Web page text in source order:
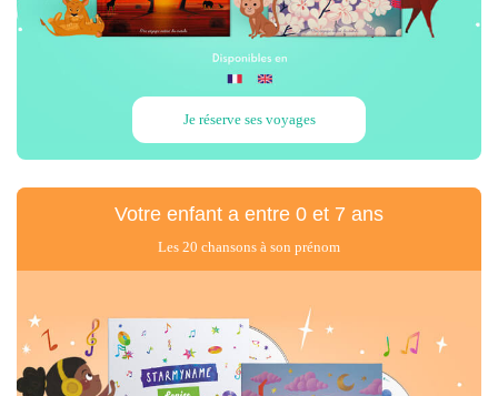
Je réserve ses voyages
Votre enfant a entre 0 et 7 ans
Les 20 chansons à son prénom